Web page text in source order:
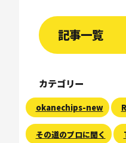
記事一覧
カテゴリー
okanechips-new
その道のプロに聞く